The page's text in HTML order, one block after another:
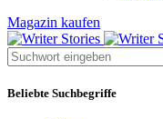
Magazin kaufen
Beliebte Suchbegriffe